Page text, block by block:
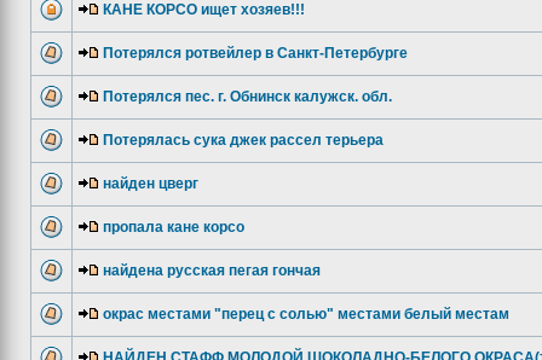
КАНЕ КОРСО ищет хозяев!!!
Потерялся ротвейлер в Санкт-Петербурге
Потерялся пес. г. Обнинск калужск. обл.
Потерялась сука джек рассел терьера
найден цверг
пропала кане корсо
найдена русская пегая гончая
окрас местами "перец с солью" местами белый местам